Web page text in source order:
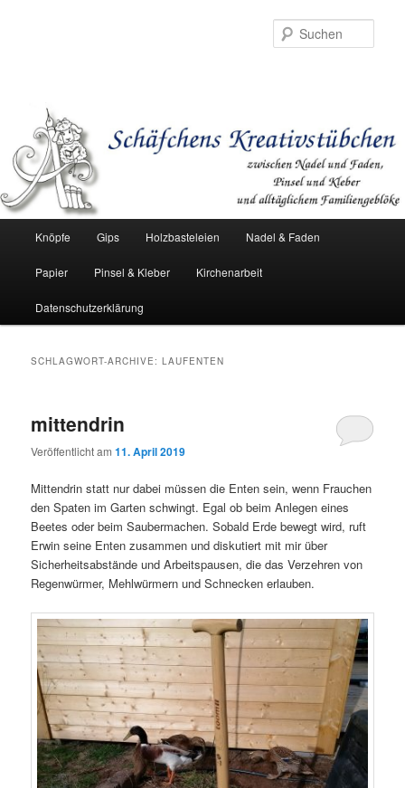
Zum
Inhalt
wechseln
Zum
sekundären
Inhalt
wechseln
Knöpfe Gips Holzbasteleien Nadel & Faden
Papier Pinsel & Kleber Kirchenarbeit
Datenschutzerklärung
SCHLAGWORT-ARCHIVE:LAUFENTEN
mittendrin
Veröffentlicht am11. April 2019
Mittendrin statt nur dabei müssen die Enten sein, wenn Frauchen
den Spaten im Garten schwingt. Egal ob beim Anlegen eines
Beetes oder beim Saubermachen. Sobald Erde bewegt wird, ruft
Erwin seine Enten zusammen und diskutiert mit mir über
Sicherheitsabstände und Arbeitspausen, die das Verzehren von
Regenwürmer, Mehlwürmern und Schnecken erlauben.